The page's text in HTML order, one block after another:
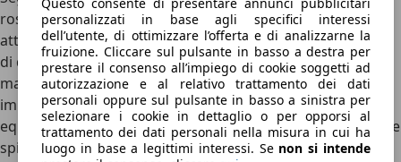
personalizzati in base agli specifici interessi
dell’utente, di ottimizzare l’offerta e di analizzarne la
fruizione. Cliccare sul pulsante in basso a destra per
prestare il consenso all’impiego di cookie soggetti ad
autorizzazione e al relativo trattamento dei dati
personali oppure sul pulsante in basso a sinistra per
selezionare i cookie in dettaglio o per opporsi al
trattamento dei dati personali nella misura in cui ha
luogo in base a legittimi interessi. Se non si intende
rosso, anche il giallo è un colore molto visibile che induce
attenzione immediata. Solitamente le spie della macchina
di questo colore sono dedicate al funzionamento, o
malfunzionamento se si accendono sul quadro, degli
impianti di servizio, dei sistemi temporizzati o di diversi
equipaggiamenti extra. Come si nota dalla foto seguente le
spie luminose sul cruscotto di colore giallo sono nella